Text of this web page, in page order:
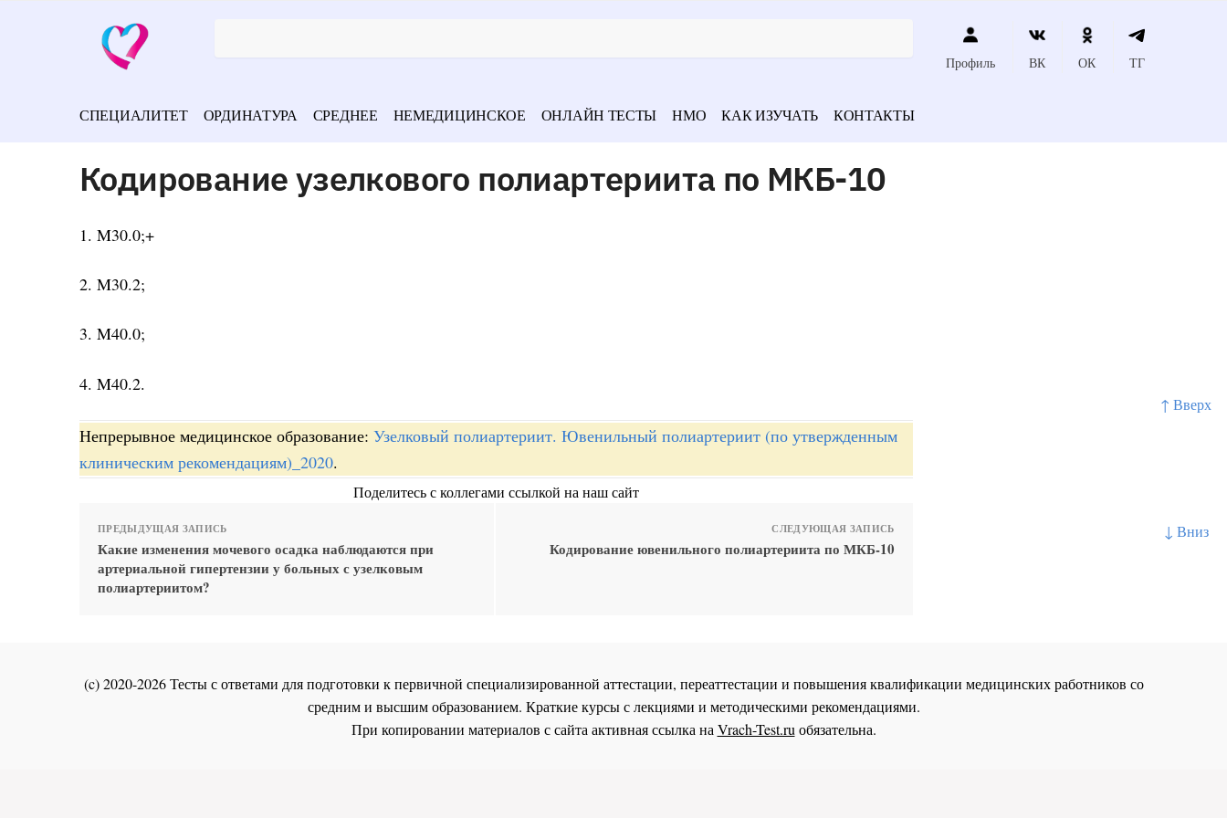
↑ Вверх
↓ Вниз
Профиль ВК ОК ТГ
СПЕЦИАЛИТЕТ ОРДИНАТУРА СРЕДНЕЕ НЕМЕДИЦИНСКОЕ ОНЛАЙН ТЕСТЫ НМО КАК ИЗУЧАТЬ КОНТАКТЫ
Кодирование узелкового полиартериита по МКБ-10
1. M30.0;+
2. M30.2;
3. M40.0;
4. M40.2.
Непрерывное медицинское образование: Узелковый полиартериит. Ювенильный полиартериит (по утвержденным
клиническим рекомендациям)_2020.
Поделитесь с коллегами ссылкой на наш сайт
ПРЕДЫДУЩАЯ ЗАПИСЬ
Какие изменения мочевого осадка наблюдаются при
артериальной гипертензии у больных с узелковым
полиартериитом?
СЛЕДУЮЩАЯ ЗАПИСЬ
Кодирование ювенильного полиартериита по МКБ-10
(c) 2020-2026 Тесты с ответами для подготовки к первичной специализированной аттестации, переаттестации и повышения квалификации медицинских работников со
средним и высшим образованием. Краткие курсы с лекциями и методическими рекомендациями.
При копировании материалов с сайта активная ссылка наVrach-Test.ruобязательна.